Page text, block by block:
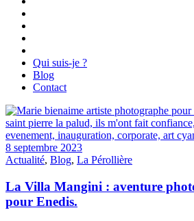
Qui suis-je ?
Blog
Contact
8 septembre 2023
Actualité, Blog, La Pérollière
La Villa Mangini : aventure
pour Enedis.